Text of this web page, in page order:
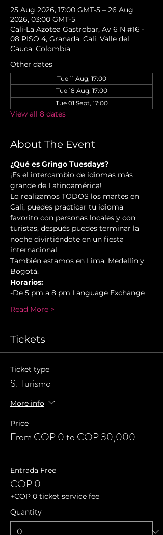
25 Aug 2026, 17:00 GMT-5 – 26 Aug
2026, 03:00 GMT-5
Cali-La Azotea Gastrobar, Av 6 N #16 -
08 PISO 4, Granada, Cali, Valle del
Cauca, Colombia
Other dates
Tue 11 Aug, 17:00
Tue 18 Aug, 17:00
Tue 01 Sept, 17:00
View all 8 dates
About The Event
¿Qué es Gringo Tuesdays?
¡Es el intercambio de idiomas más
grande de Latinoamérica!
Lo realizamos TODOS los martes en
Cali, puedes practicar tu idioma
favorito con personas locales y con
turistas, después puedes terminar la
noche divirtiéndote en un fiesta
internacional
También estamos en Lima, Medellín y
Bogotá.
Horarios:
-De 5 pm a 8 pm Language Exchange
Read More >
Tickets
Ticket type
S. Turismo
More info
Price
From COP 0 to COP 30,000
Entrada Free
COP 0
+COP 0 ticket service fee
Quantity